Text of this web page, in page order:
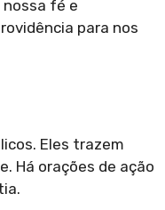
fé e
para nos
Eles trazem
Há orações de ação